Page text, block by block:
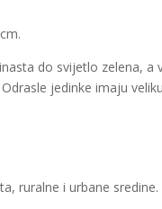
do svijetlo zelena,
jedinke imaju
ruralne i urbane sredine.